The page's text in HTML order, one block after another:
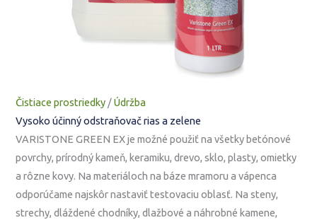
Čistiace prostriedky /Údržba
Vysoko účinný odstraňovač rias a zelene
VARISTONE GREEN EX je možné použiť na všetky betónové
povrchy, prírodný kameň, keramiku, drevo, sklo, plasty, omietky
a rôzne kovy. Na materiáloch na báze mramoru a vápenca
odporúčame najskôr nastaviť testovaciu oblasť. Na steny,
strechy, dláždené chodníky, dlažbové a náhrobné kamene,